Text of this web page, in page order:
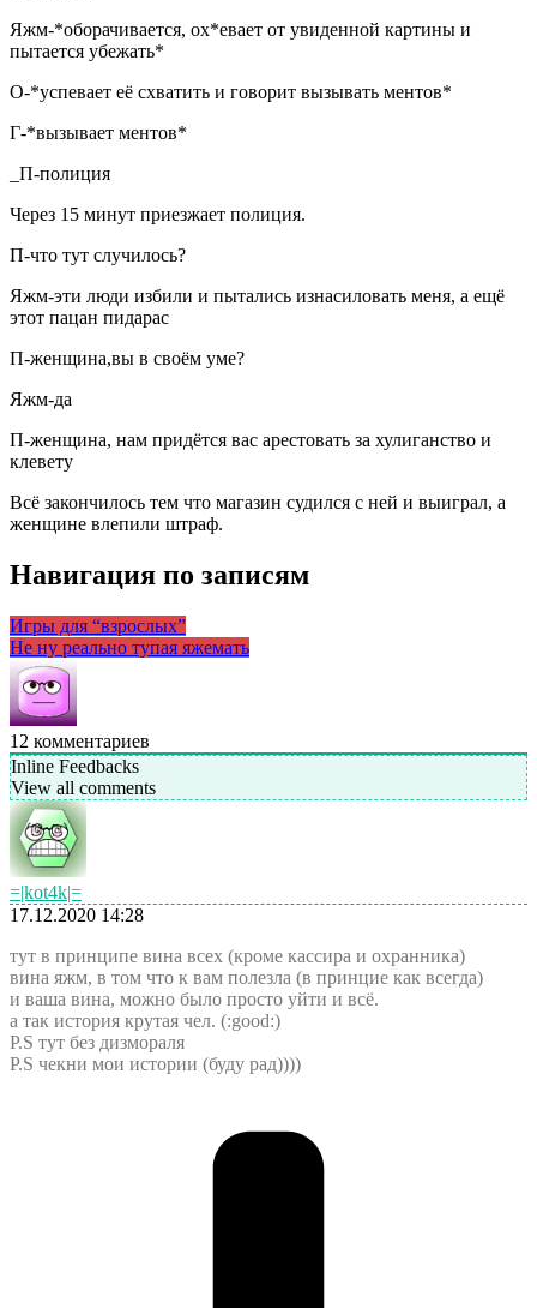
Яжм-*оборачивается, ох*евает от увиденной картины и
пытается убежать*
О-*успевает её схватить и говорит вызывать ментов*
Г-*вызывает ментов*
_П-полиция
Через 15 минут приезжает полиция.
П-что тут случилось?
Яжм-эти люди избили и пытались изнасиловать меня, а ещё
этот пацан пидарас
П-женщина,вы в своём уме?
Яжм-да
П-женщина, нам придётся вас арестовать за хулиганство и
клевету
Всё закончилось тем что магазин судился с ней и выиграл, а
женщине влепили штраф.
Навигация по записям
Игры для “взрослых”
Не ну реально тупая яжемать
12 комментариев
Inline Feedbacks
View all comments
=|kot4k|=
17.12.2020 14:28
тут в принципе вина всех (кроме кассира и охранника)
вина яжм, в том что к вам полезла (в принцие как всегда)
и ваша вина, можно было просто уйти и всё.
а так история крутая чел. (:good:)
P.S тут без дизмораля
P.S чекни мои истории (буду рад))))